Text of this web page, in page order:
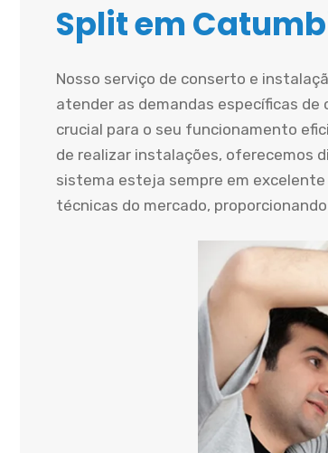
Split em
Nosso serviço de conserto e
atender as demandas específicas
crucial para o seu funcionamento
de realizar instalações, oferecemos
sistema esteja sempre em
técnicas do mercado,